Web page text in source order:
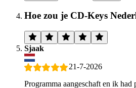
Hoe zou je CD-Keys
Sjaak
21-7-2026
Programma aangeschaft en ik had